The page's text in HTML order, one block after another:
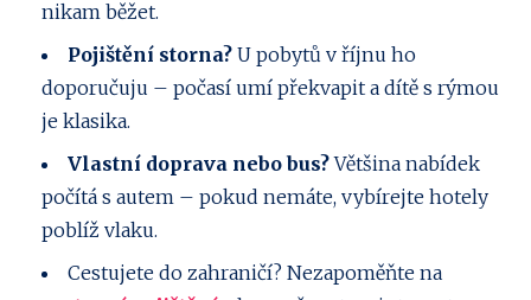
nikam běžet.
Pojištění storna? U pobytů v říjnu ho
doporučuju – počasí umí překvapit a dítě s rýmou
je klasika.
Vlastní doprava nebo bus?Většina nabídek
počítá s autem – pokud nemáte, vybírejte hotely
poblíž vlaku.
Cestujete do zahraničí? Nezapoměňte na